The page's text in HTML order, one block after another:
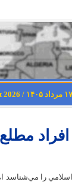
مطلع
را مي‌شناسد